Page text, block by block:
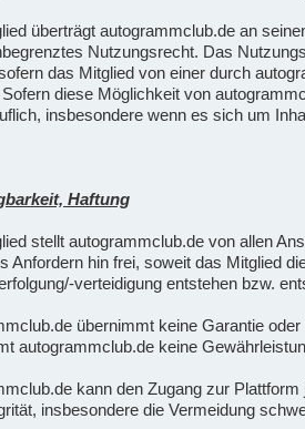
überträgt autogrammclub.de an
Nutzungsrecht. Das
das Mitglied von einer durch
diese Möglichkeit von
insbesondere wenn es sich um
Haftung
stellt autogrammclub.de von allen
Anfordern hin frei, soweit das Mitglied
verteidigung entstehen bzw.
übernimmt keine Garantie
autogrammclub.de keine
kann den Zugang zur
insbesondere die Vermeidung